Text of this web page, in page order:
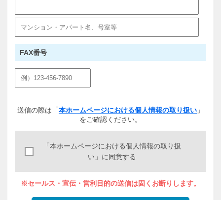
FAX番号
送信の際は「 本ホームページにおける個人情報の取り扱い 」
をご確認ください。
「本ホームページにおける個人情報の取り扱
い」に同意する
※セールス・宣伝・営利目的の送信は固くお断りします。